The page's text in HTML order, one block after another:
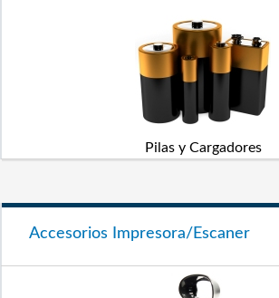
Pilas y Cargadores
Accesorios Impresora/Escaner